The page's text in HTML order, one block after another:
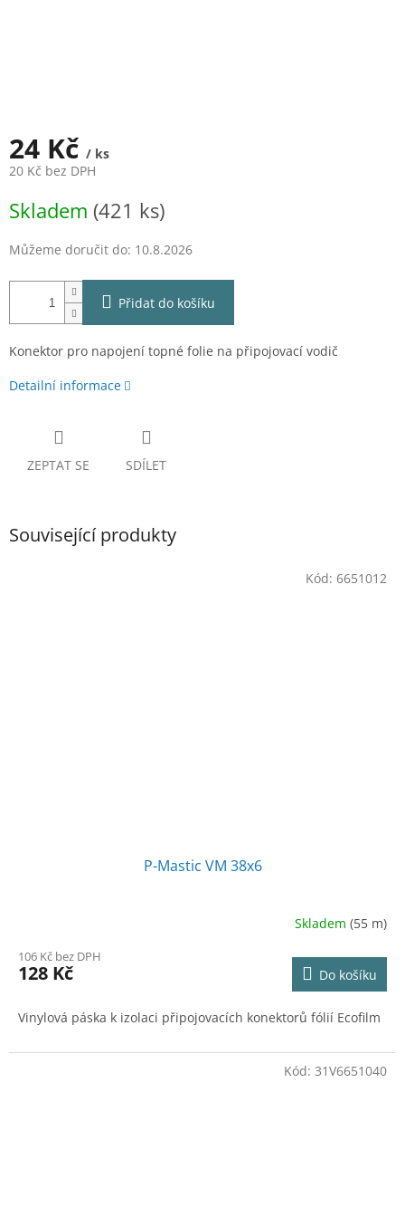
24 Kč / ks
20 Kč bez DPH
cena:
Skladem (421 ks)
Můžeme doručit do: 10.8.2026
Přidat do košíku
Konektor pro napojení topné folie na připojovací vodič
Detailní informace
ZEPTAT SE SDÍLET
Související produkty
P-Mastic VM 38x6
Skladem (55 m)
106 Kč bez DPH
128 Kč Do košíku
Vinylová páska k izolaci připojovacích konektorů fólií Ecofilm
Kód: 6651012
Kód: 31V6651040